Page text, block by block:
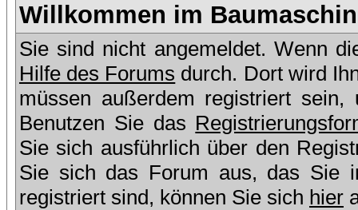
Willkommen im
Sie sind nicht angemeldet. Wenn
Hilfe des Forums durch. Dort wird
müssen außerdem registriert
Benutzen Sie das
Sie sich ausführlich über den
Sie sich das Forum aus, das Sie
registriert sind, können Sie sich hier